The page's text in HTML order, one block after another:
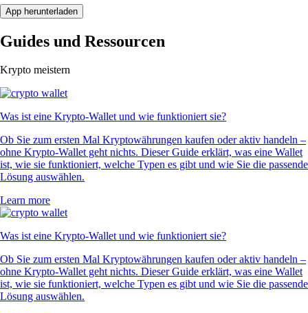
App herunterladen
Guides und Ressourcen
Krypto meistern
Was ist eine Krypto-Wallet und wie funktioniert sie?
Ob Sie zum ersten Mal Kryptowährungen kaufen oder aktiv handeln –
ohne Krypto-Wallet geht nichts. Dieser Guide erklärt, was eine Wallet
ist, wie sie funktioniert, welche Typen es gibt und wie Sie die passende
Lösung auswählen.
Learn more
Was ist eine Krypto-Wallet und wie funktioniert sie?
Ob Sie zum ersten Mal Kryptowährungen kaufen oder aktiv handeln –
ohne Krypto-Wallet geht nichts. Dieser Guide erklärt, was eine Wallet
ist, wie sie funktioniert, welche Typen es gibt und wie Sie die passende
Lösung auswählen.